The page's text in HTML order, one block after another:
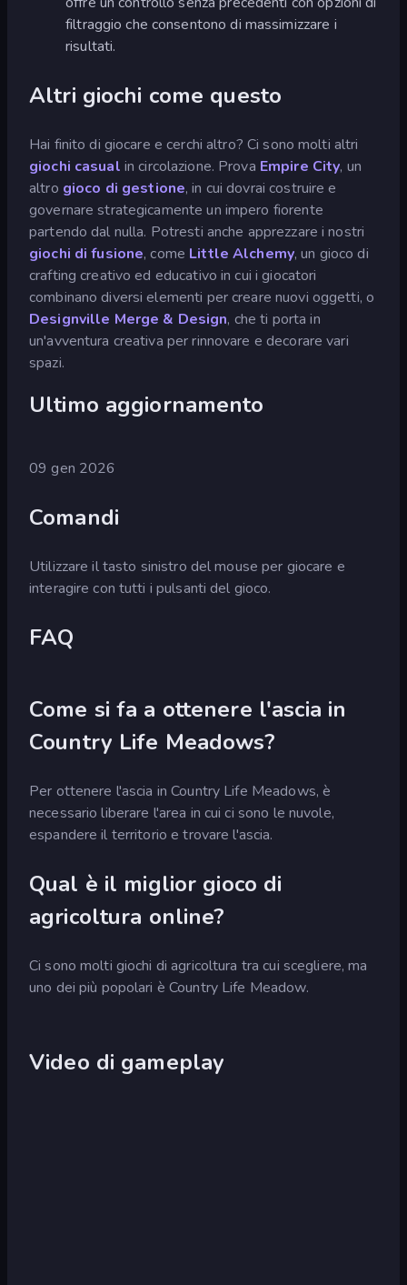
filtraggio che consentono di massimizzare i
risultati.
Altri giochi come questo
Hai finito di giocare e cerchi altro? Ci sono molti altri
giochi casual in circolazione. Prova Empire City, un
altro gioco di gestione, in cui dovrai costruire e
governare strategicamente un impero fiorente
partendo dal nulla. Potresti anche apprezzare i nostri
giochi di fusione, come Little Alchemy, un gioco di
crafting creativo ed educativo in cui i giocatori
combinano diversi elementi per creare nuovi oggetti, o
Designville Merge & Design, che ti porta in
un'avventura creativa per rinnovare e decorare vari
spazi.
Ultimo aggiornamento
09 gen 2026
Comandi
Utilizzare il tasto sinistro del mouse per giocare e
interagire con tutti i pulsanti del gioco.
FAQ
Come si fa a ottenere l'ascia in
Country Life Meadows?
Per ottenere l'ascia in Country Life Meadows, è
necessario liberare l'area in cui ci sono le nuvole,
espandere il territorio e trovare l'ascia.
Qual è il miglior gioco di
agricoltura online?
Ci sono molti giochi di agricoltura tra cui scegliere, ma
uno dei più popolari è Country Life Meadow.
Video di gameplay